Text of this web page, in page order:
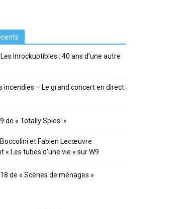
Les Inrockuptibles : 40 ans d’une autre
incendies – Le grand concert en direct
de « Totally Spies! »
et Fabien Lecœuvre
« Les tubes d’une vie » sur W9
de « Scènes de ménages »